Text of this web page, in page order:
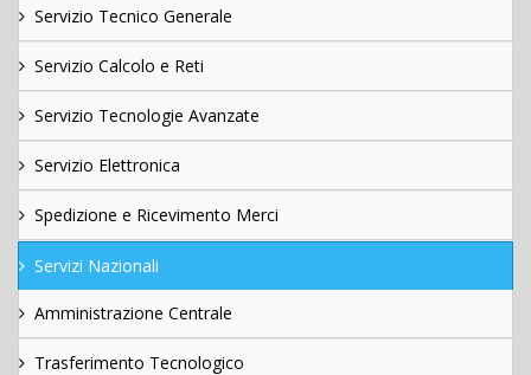
Servizio Tecnico Generale
Servizio Calcolo e Reti
Servizio Tecnologie Avanzate
Servizio Elettronica
Spedizione e Ricevimento Merci
Servizi Nazionali
Amministrazione Centrale
Trasferimento Tecnologico